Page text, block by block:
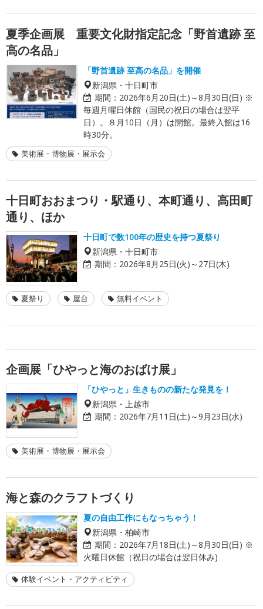
夏季企画展 重要文化財指定記念「野首遺跡 至
高の名品」
「野首遺跡 至高の名品」を開催
新潟県・十日町市
期間： 2026年6月20日(土)～8月30日(日) ※
毎週月曜日休館（国民の祝日の場合は翌平
日）。８月10日（月）は開館。最終入館は16
時30分。
美術展・博物展・展示会
十日町おおまつり・駅通り、本町通り、高田町
通り、ほか
十日町で数100年の歴史を持つ夏祭り
新潟県・十日町市
期間： 2026年8月25日(火)～27日(木)
夏祭り 屋台 無料イベント
企画展「ひやっと海のおばけ展」
「ひやっと」生きものの新たな発見を！
新潟県・上越市
期間： 2026年7月11日(土)～9月23日(水)
美術展・博物展・展示会
海と森のクラフトづくり
夏の自由工作にもなっちゃう！
新潟県・柏崎市
期間： 2026年7月18日(土)～8月30日(日) ※
火曜日休館（祝日の場合は翌日休み)
体験イベント・アクティビティ